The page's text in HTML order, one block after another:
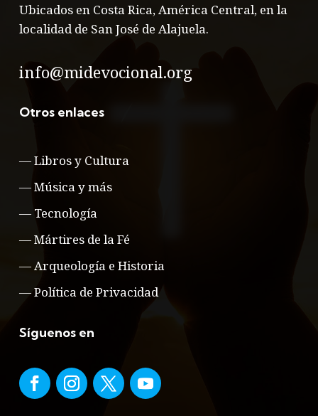
Ubicados en Costa Rica, América Central, en la
localidad de San José de Alajuela.
info@midevocional.org
Otros enlaces
—Libros y Cultura
—Música y más
— Tecnología
—Mártires de la Fé
— Arqueología e Historia
—Política de Privacidad
Síguenos en